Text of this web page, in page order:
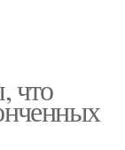
что